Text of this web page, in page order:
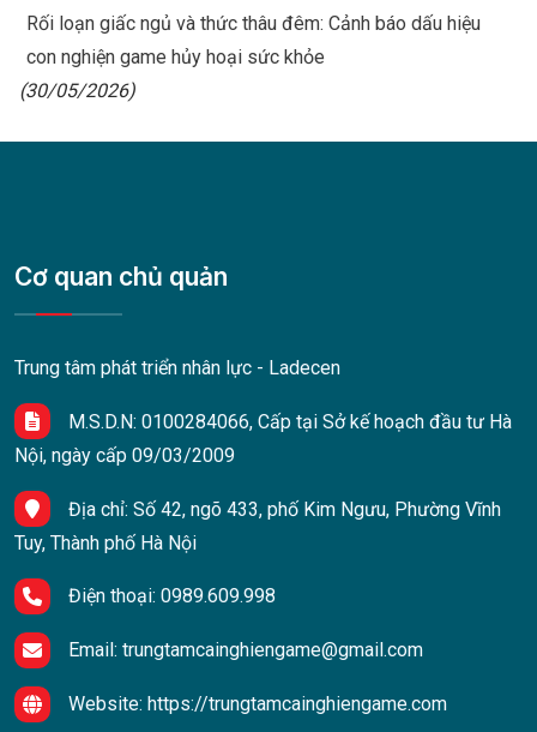
Rối loạn giấc ngủ và thức thâu đêm: Cảnh báo dấu hiệu
con nghiện game hủy hoại sức khỏe
(30/05/2026)
Cơ quan chủ quản
Trung tâm phát triển nhân lực - Ladecen
M.S.D.N: 0100284066, Cấp tại Sở kế hoạch đầu tư Hà
Nội, ngày cấp 09/03/2009
Địa chỉ: Số 42, ngõ 433, phố Kim Ngưu, Phường Vĩnh
Tuy, Thành phố Hà Nội
Điện thoại: 0989.609.998
Email: trungtamcainghiengame@gmail.com
Website: https://trungtamcainghiengame.com